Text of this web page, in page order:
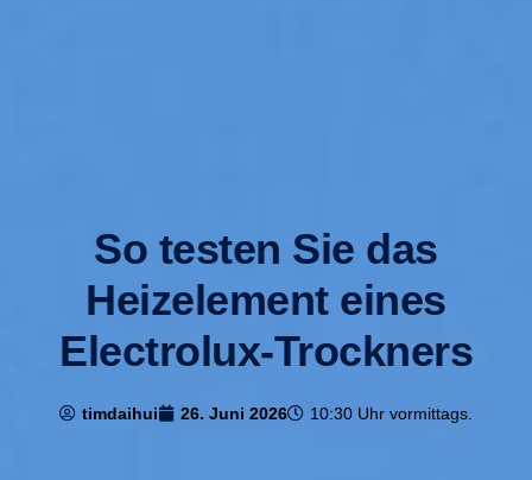
So testen Sie das
Heizelement eines
Electrolux-Trockners
timdaihui 26. Juni 2026 10:30 Uhr vormittags.